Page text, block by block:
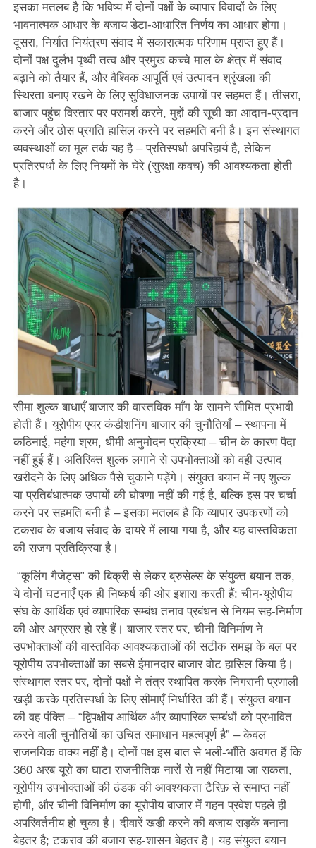
इसका मतलब है कि भविष्य में दोनों पक्षों के व्यापार विवादों के लिए
भावनात्मक आधार के बजाय डेटा-आधारित निर्णय का आधार होगा।
दूसरा, निर्यात नियंत्रण संवाद में सकारात्मक परिणाम प्राप्त हुए हैं।
दोनों पक्ष दुर्लभ पृथ्वी तत्व और प्रमुख कच्चे माल के क्षेत्र में संवाद
बढ़ाने को तैयार हैं, और वैश्विक आपूर्ति एवं उत्पादन श्रृंखला की
स्थिरता बनाए रखने के लिए सुविधाजनक उपायों पर सहमत हैं। तीसरा,
बाजार पहुंच विस्तार पर परामर्श करने, मुद्दों की सूची का आदान-प्रदान
करने और ठोस प्रगति हासिल करने पर सहमति बनी है। इन संस्थागत
व्यवस्थाओं का मूल तर्क यह है – प्रतिस्पर्धा अपरिहार्य है, लेकिन
प्रतिस्पर्धा के लिए नियमों के घेरे (सुरक्षा कवच) की आवश्यकता होती
है।
सीमा शुल्क बाधाएँ बाजार की वास्तविक माँग के सामने सीमित प्रभावी
होती हैं। यूरोपीय एयर कंडीशनिंग बाजार की चुनौतियाँ – स्थापना में
कठिनाई, महंगा श्रम, धीमी अनुमोदन प्रक्रिया – चीन के कारण पैदा
नहीं हुई हैं। अतिरिक्त शुल्क लगाने से उपभोक्ताओं को वही उत्पाद
खरीदने के लिए अधिक पैसे चुकाने पड़ेंगे। संयुक्त बयान में नए शुल्क
या प्रतिबंधात्मक उपायों की घोषणा नहीं की गई है, बल्कि इस पर चर्चा
करने पर सहमति बनी है – इसका मतलब है कि व्यापार उपकरणों को
टकराव के बजाय संवाद के दायरे में लाया गया है, और यह वास्तविकता
की सजग प्रतिक्रिया है।
“कूलिंग गैजेट्स” की बिक्री से लेकर ब्रुसेल्स के संयुक्त बयान तक,
ये दोनों घटनाएँ एक ही निष्कर्ष की ओर इशारा करती हैं: चीन-यूरोपीय
संघ के आर्थिक एवं व्यापारिक सम्बंध तनाव प्रबंधन से नियम सह-निर्माण
की ओर अग्रसर हो रहे हैं। बाजार स्तर पर, चीनी विनिर्माण ने
उपभोक्ताओं की वास्तविक आवश्यकताओं की सटीक समझ के बल पर
यूरोपीय उपभोक्ताओं का सबसे ईमानदार बाजार वोट हासिल किया है।
संस्थागत स्तर पर, दोनों पक्षों ने तंत्र स्थापित करके निगरानी प्रणाली
खड़ी करके प्रतिस्पर्धा के लिए सीमाएँ निर्धारित की हैं। संयुक्त बयान
की वह पंक्ति – “द्विपक्षीय आर्थिक और व्यापारिक सम्बंधों को प्रभावित
करने वाली चुनौतियों का उचित समाधान महत्वपूर्ण है” – केवल
राजनयिक वाक्य नहीं है। दोनों पक्ष इस बात से भली-भाँति अवगत हैं कि
360 अरब यूरो का घाटा राजनीतिक नारों से नहीं मिटाया जा सकता,
यूरोपीय उपभोक्ताओं की ठंडक की आवश्यकता टैरिफ़ से समाप्त नहीं
होगी, और चीनी विनिर्माण का यूरोपीय बाजार में गहन प्रवेश पहले ही
अपरिवर्तनीय हो चुका है। दीवारें खड़ी करने की बजाय सड़कें बनाना
बेहतर है; टकराव की बजाय सह-शासन बेहतर है। यह संयुक्त बयान